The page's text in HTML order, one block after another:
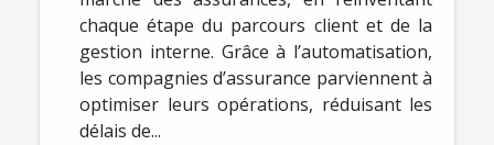
chaque étape du parcours client et de la
gestion interne. Grâce à l’automatisation,
les compagnies d’assurance parviennent à
optimiser leurs opérations, réduisant les
délais de...